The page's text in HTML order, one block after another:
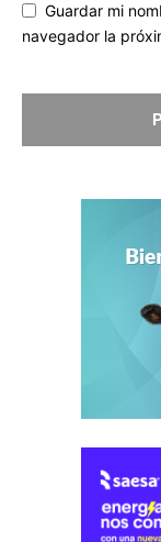
Guardar mi
navegador la